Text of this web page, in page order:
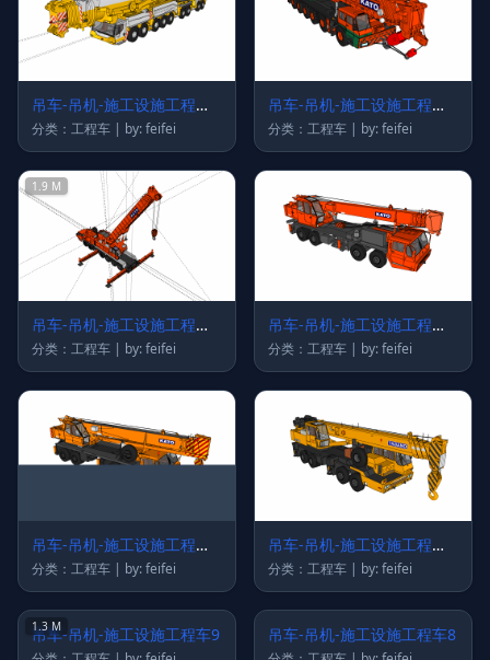
吊车-吊机-施工设施工程车
15
分类：工程车 | by: feifei
吊车-吊机-施工设施工程车
14
分类：工程车 | by: feifei
1.9 M
吊车-吊机-施工设施工程车
13
分类：工程车 | by: feifei
吊车-吊机-施工设施工程车
12
分类：工程车 | by: feifei
吊车-吊机-施工设施工程车
11
分类：工程车 | by: feifei
吊车-吊机-施工设施工程车
10
分类：工程车 | by: feifei
1.3 M